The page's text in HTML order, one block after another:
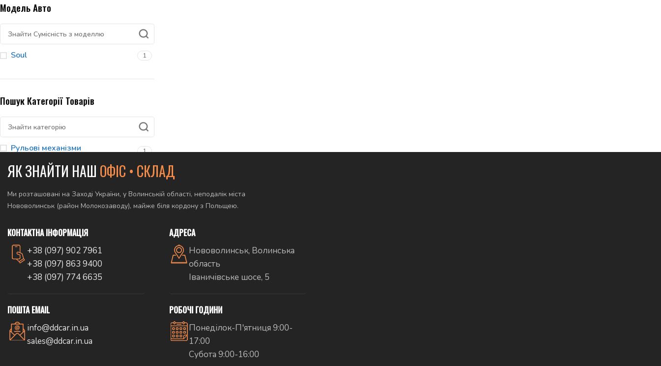
Модель Авто
Soul 1
Пошук Категорії Товарів
Рульові механізми 1
ЯК ЗНАЙТИ НАШ ОФІС • СКЛАД
Ми розташовані на Заході України, у Волинській області, неподалік міста
Нововолинськ (район Молокозаводу), майже біля кордону з Польщею.
КОНТАКТНА ІНФОРМАЦІЯ
+38 (097) 902 7961
+38 (097) 863 9400
+38 (097) 774 6635
ПОШТА EMAIL
info@ddcar.in.ua
sales@ddcar.in.ua
АДРЕСА
Нововолинськ, Волинська
область
Іваничівське шосе, 5
РОБОЧІ ГОДИНИ
Понеділок-П'ятниця 9:00-
17:00
Субота 9:00-16:00